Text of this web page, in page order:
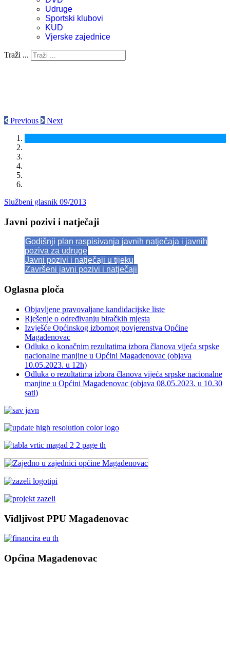
Udruge
Sportski klubovi
KUD
Vjerske zajednice
Traži ...
Previous Next
Službeni glasnik 09/2013
Javni pozivi i natječaji
Godišnji plan raspisivanja javnih natječaja i javnih
poziva za udruge
Javni pozivi i natječaji u tijeku
Završeni javni pozivi i natječaji
Oglasna ploča
Objavljene pravovaljane kandidacijske liste
Rješenje o određivanju biračkih mjesta
Izvješće Općinskog izbornog povjerenstva Općine
Magadenovac
Odluka o konačnim rezultatima izbora članova vijeća srpske
nacionalne manjine u Općini Magadenovac (objava
10.05.2023. u 12h)
Odluka o rezultatima izbora članova vijeća srpske nacionalne
manjine u Općini Magadenovac (objava 08.05.2023. u 10.30
sati)
Vidljivost PPU Magadenovac
Općina Magadenovac